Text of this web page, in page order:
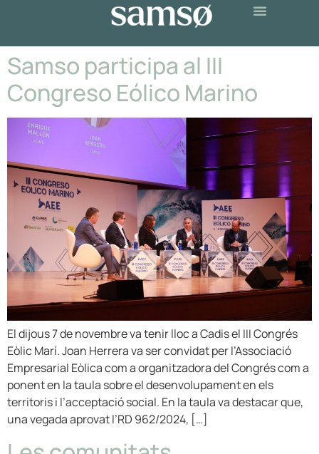
Samso participa al III
Congreso Eólico Marino
El dijous 7 de novembre va tenir lloc a Cadis el III Congrés
Eòlic Marí. Joan Herrera va ser convidat per l’Associació
Empresarial Eòlica com a organitzadora del Congrés com a
ponent en la taula sobre el desenvolupament en els
territoris i l’acceptació social. En la taula va destacar que,
una vegada aprovat l’RD 962/2024, […]